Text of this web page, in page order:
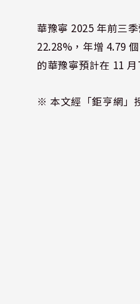
華豫寧 2025 年前三
22.28%，年增 4.79
的華豫寧預計在 11 月
※ 本文經「鉅亨網」